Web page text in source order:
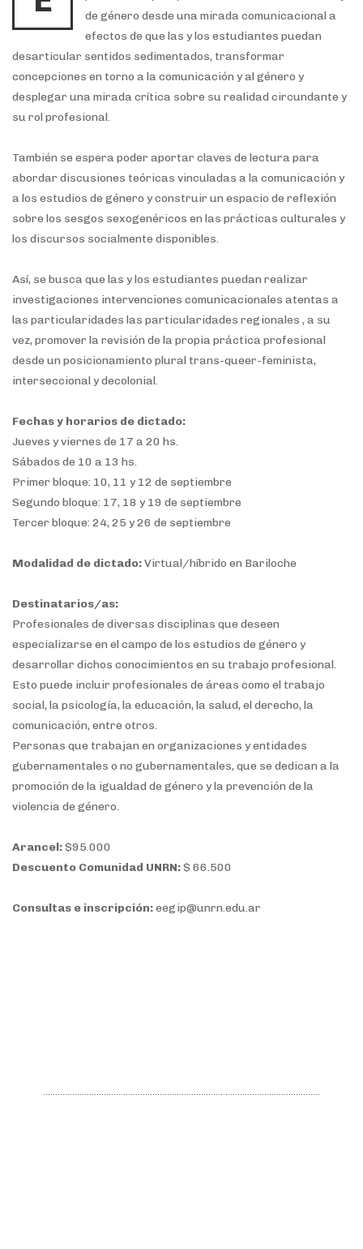
de género desde una mirada comunicacional a
efectos de que las y los estudiantes puedan
desarticular sentidos sedimentados, transformar
concepciones en torno a la comunicación y al género y
desplegar una mirada crítica sobre su realidad circundante y
su rol profesional.
También se espera poder aportar claves de lectura para
abordar discusiones teóricas vinculadas a la comunicación y
a los estudios de género y construir un espacio de reflexión
sobre los sesgos sexogenéricos en las prácticas culturales y
los discursos socialmente disponibles.
Así, se busca que las y los estudiantes puedan realizar
investigaciones intervenciones comunicacionales atentas a
las particularidades las particularidades regionales , a su
vez, promover la revisión de la propia práctica profesional
desde un posicionamiento plural trans-queer-feminista,
interseccional y decolonial.
Fechas y horarios de dictado:
Jueves y viernes de 17 a 20 hs.
Sábados de 10 a 13 hs.
Primer bloque: 10, 11 y 12 de septiembre
Segundo bloque: 17, 18 y 19 de septiembre
Tercer bloque: 24, 25 y 26 de septiembre
Modalidad de dictado:Virtual/híbrido en Bariloche
Destinatarios/as:
Profesionales de diversas disciplinas que deseen
especializarse en el campo de los estudios de género y
desarrollar dichos conocimientos en su trabajo profesional.
Esto puede incluir profesionales de áreas como el trabajo
social, la psicología, la educación, la salud, el derecho, la
comunicación, entre otros.
Personas que trabajan en organizaciones y entidades
gubernamentales o no gubernamentales, que se dedican a la
promoción de la igualdad de género y la prevención de la
violencia de género.
Arancel:$95.000
Descuento Comunidad UNRN:$ 66.500
Consultas e inscripción:eegip@unrn.edu.ar